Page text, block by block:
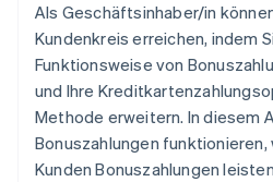
Als Geschäftsinhaber/in
Kundenkreis erreichen, indem
Funktionsweise von
und Ihre
Methode erweitern. In diesem
Bonuszahlungen funktionieren,
Kunden Bonuszahlungen